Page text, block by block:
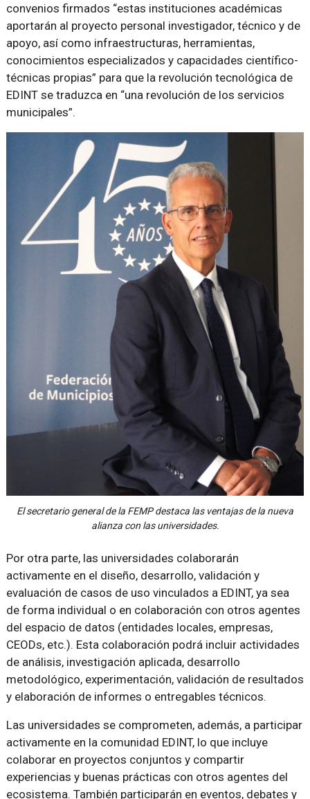
convenios firmados “estas instituciones académicas
aportarán al proyecto personal investigador, técnico y de
apoyo, así como infraestructuras, herramientas,
conocimientos especializados y capacidades científico-
técnicas propias” para que la revolución tecnológica de
EDINT se traduzca en “una revolución de los servicios
municipales”.
El secretario general de la FEMP destaca las ventajas de la nueva
alianza con las universidades.
Por otra parte, las universidades colaborarán
activamente en el diseño, desarrollo, validación y
evaluación de casos de uso vinculados a EDINT, ya sea
de forma individual o en colaboración con otros agentes
del espacio de datos (entidades locales, empresas,
CEODs, etc.). Esta colaboración podrá incluir actividades
de análisis, investigación aplicada, desarrollo
metodológico, experimentación, validación de resultados
y elaboración de informes o entregables técnicos.
Las universidades se comprometen, además, a participar
activamente en la comunidad EDINT, lo que incluye
colaborar en proyectos conjuntos y compartir
experiencias y buenas prácticas con otros agentes del
ecosistema. También participarán en eventos, debates y